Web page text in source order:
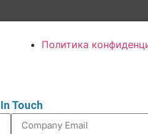
Политика
Touch